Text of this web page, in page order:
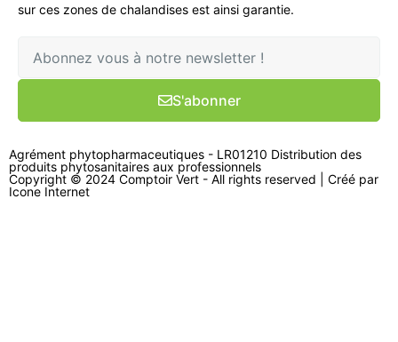
sur ces zones de chalandises est ainsi garantie.
S'abonner
Agrément phytopharmaceutiques - LR01210 Distribution des
produits phytosanitaires aux professionnels
Copyright © 2024 Comptoir Vert - All rights reserved | Créé par
Icone Internet